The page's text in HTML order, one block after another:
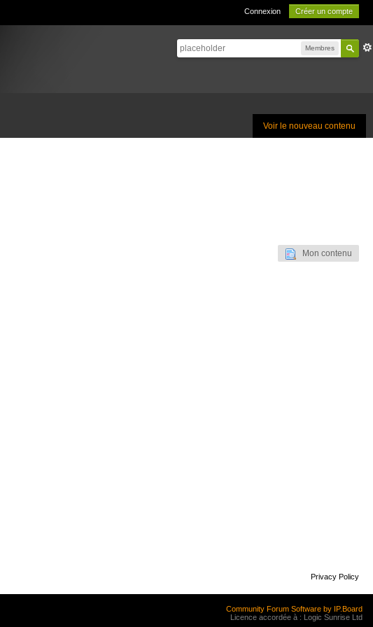
Connexion Créer un compte
Membres
Voir le nouveau contenu
Mon contenu
Privacy Policy
Community Forum Software by IP.Board
Licence accordée à : Logic Sunrise Ltd